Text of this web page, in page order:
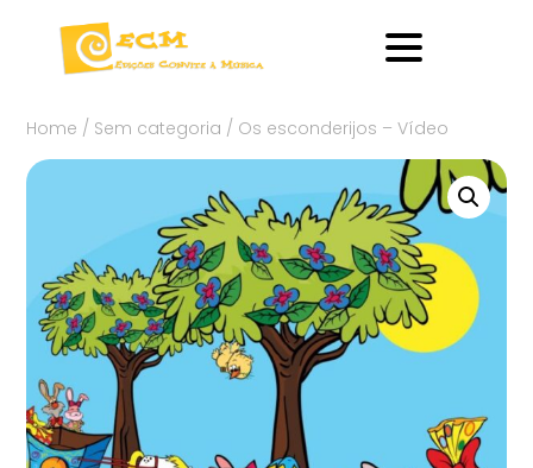
Home / Sem categoria / Os esconderijos – Vídeo